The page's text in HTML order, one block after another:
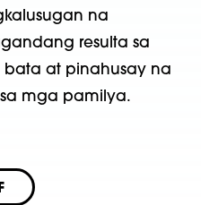
na
resulta sa
bata at pinahusay na
mga pamilya.